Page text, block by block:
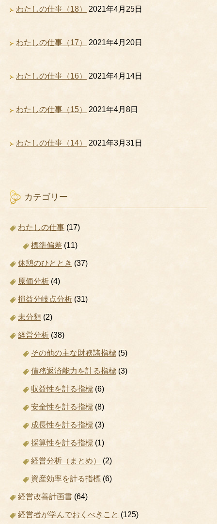
わたしの仕事（18） 2021年4月25日
わたしの仕事（17） 2021年4月20日
わたしの仕事（16） 2021年4月14日
わたしの仕事（15） 2021年4月8日
わたしの仕事（14） 2021年3月31日
カテゴリー
わたしの仕事 (17)
標準偏差 (11)
休憩のひととき (37)
原価分析 (4)
損益分岐点分析 (31)
未分類 (2)
経営分析 (38)
その他の主な財務諸指標 (5)
債務返済能力を計る指標 (3)
収益性を計る指標 (6)
安全性を計る指標 (8)
成長性を計る指標 (3)
採算性を計る指標 (1)
経営分析（まとめ） (2)
資産効率を計る指標 (6)
経営改善計画書 (64)
経営者が学んでおくべきこと (125)